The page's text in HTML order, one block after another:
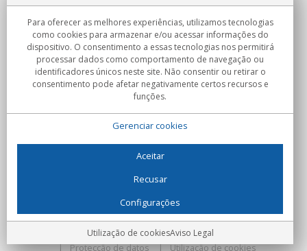
Sobre nosotros
Compromissos
Compras
C/Flassaders, 13, Nave 6, 08130 Santa Perpètua de Mogoda
(Barcelona) - Espanha
Locura Digital - Todos os direitos reservados
Protecção de datos
Utilização de cookies
Para oferecer as melhores experiências, utilizamos tecnologias
como cookies para armazenar e/ou acessar informações do
dispositivo. O consentimento a essas tecnologias nos permitirá
processar dados como comportamento de navegação ou
identificadores únicos neste site. Não consentir ou retirar o
consentimento pode afetar negativamente certos recursos e
funções.
Gerenciar cookies
Aceitar
Recusar
Configurações
Utilização de cookiesAviso Legal